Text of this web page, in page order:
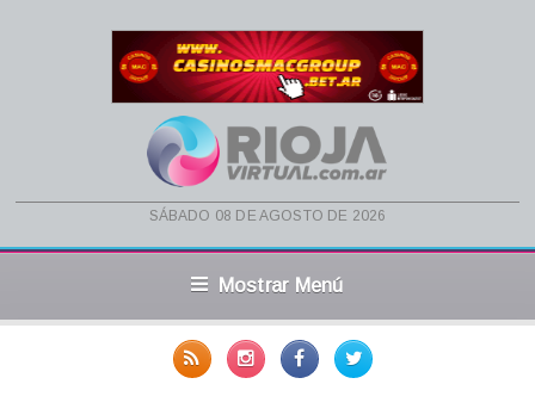
sábado 08 de agosto de 2026
Mostrar Menú